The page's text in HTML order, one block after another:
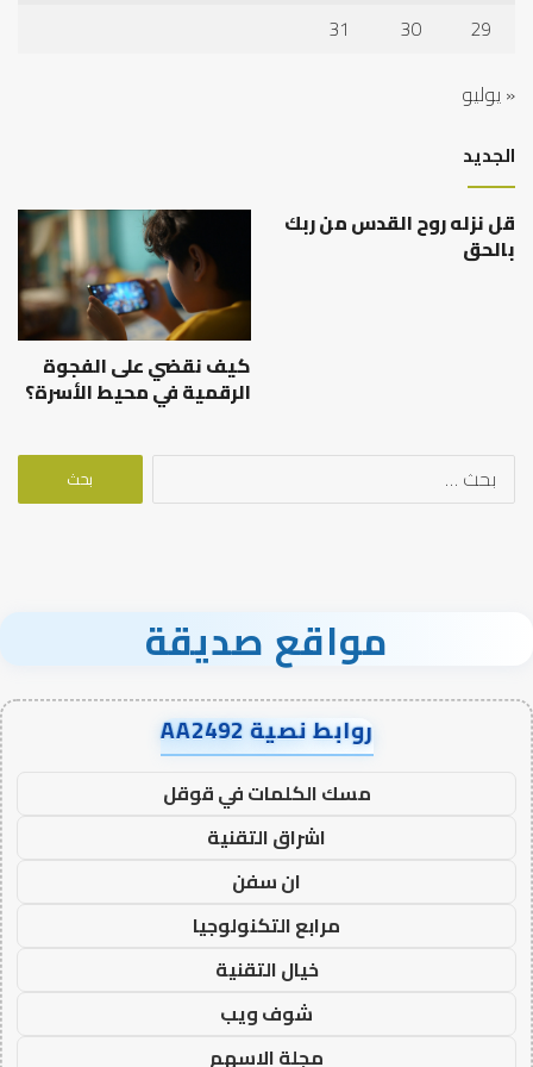
29
30
31
« يوليو
الجديد
قل نزله روح القدس من ربك
بالحق
كيف نقضي على الفجوة
الرقمية في محيط الأسرة؟
البحث
مواقع صديقة
روابط نصية AA2492
مسك الكلمات في قوقل
اشراق التقنية
ان سفن
مرابع التكنولوجيا
خيال التقنية
شوف ويب
مجلة الاسهم